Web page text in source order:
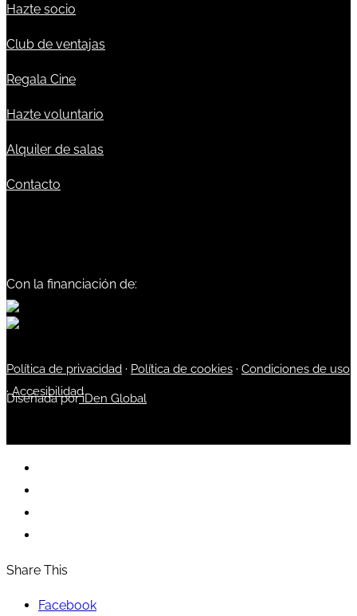
Hazte socio
Club de ventajas
Regala Cine
Hazte voluntario
Alquiler de salas
Contacto
Con la financiación de:
Política de privacidad · Política de cookies · Condiciones de uso
·Accesibilidad
Diseñada poriDen Global
Share This
Facebook